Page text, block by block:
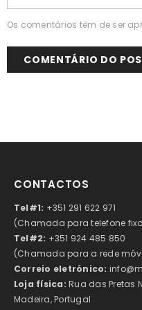
Os comentários têm de ser
CONTACTOS
Tel#1: +351 291 622 971
(Chamada para telefone
Tel#2: +351 924 485 850
(Chamada para a rede
Correio eletrónico:
Loja física: Rua das Pretas
Madeira, Portugal